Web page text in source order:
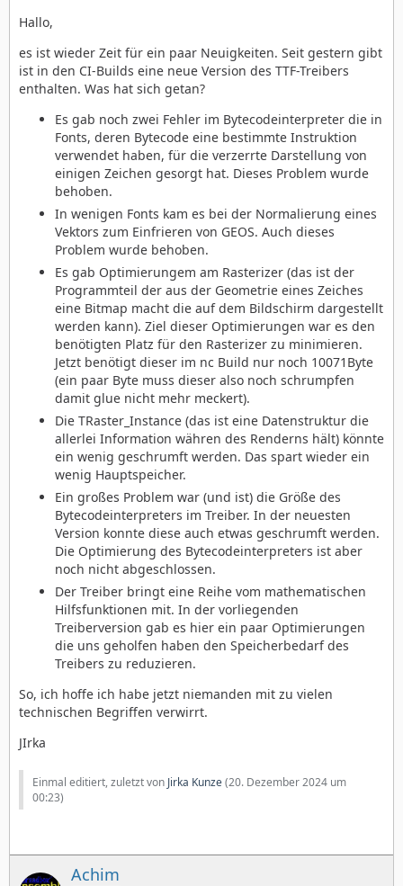
Hallo,
es ist wieder Zeit für ein paar Neuigkeiten. Seit gestern gibt
ist in den CI-Builds eine neue Version des TTF-Treibers
enthalten. Was hat sich getan?
Es gab noch zwei Fehler im Bytecodeinterpreter die in
Fonts, deren Bytecode eine bestimmte Instruktion
verwendet haben, für die verzerrte Darstellung von
einigen Zeichen gesorgt hat. Dieses Problem wurde
behoben.
In wenigen Fonts kam es bei der Normalierung eines
Vektors zum Einfrieren von GEOS. Auch dieses
Problem wurde behoben.
Es gab Optimierungem am Rasterizer (das ist der
Programmteil der aus der Geometrie eines Zeiches
eine Bitmap macht die auf dem Bildschirm dargestellt
werden kann). Ziel dieser Optimierungen war es den
benötigten Platz für den Rasterizer zu minimieren.
Jetzt benötigt dieser im nc Build nur noch 10071Byte
(ein paar Byte muss dieser also noch schrumpfen
damit glue nicht mehr meckert).
Die TRaster_Instance (das ist eine Datenstruktur die
allerlei Information währen des Renderns hält) könnte
ein wenig geschrumft werden. Das spart wieder ein
wenig Hauptspeicher.
Ein großes Problem war (und ist) die Größe des
Bytecodeinterpreters im Treiber. In der neuesten
Version konnte diese auch etwas geschrumft werden.
Die Optimierung des Bytecodeinterpreters ist aber
noch nicht abgeschlossen.
Der Treiber bringt eine Reihe vom mathematischen
Hilfsfunktionen mit. In der vorliegenden
Treiberversion gab es hier ein paar Optimierungen
die uns geholfen haben den Speicherbedarf des
Treibers zu reduzieren.
So, ich hoffe ich habe jetzt niemanden mit zu vielen
technischen Begriffen verwirrt.
JIrka
Einmal editiert, zuletzt von Jirka Kunze(20. Dezember 2024 um
00:23)
Achim